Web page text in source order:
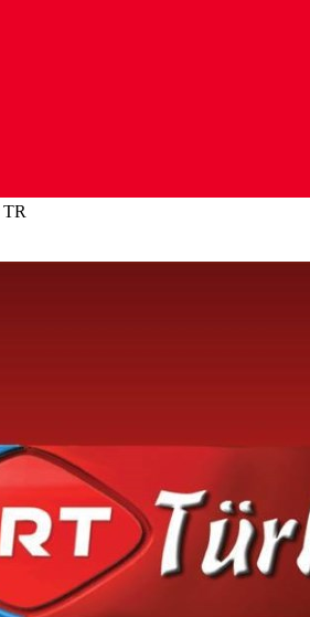
TR